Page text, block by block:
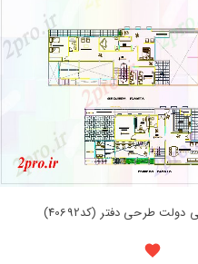
طرحی دفتر (کد40692)